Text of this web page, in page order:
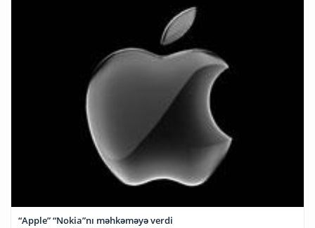
“Apple” “Nokia”nı məhkəməyə verdi